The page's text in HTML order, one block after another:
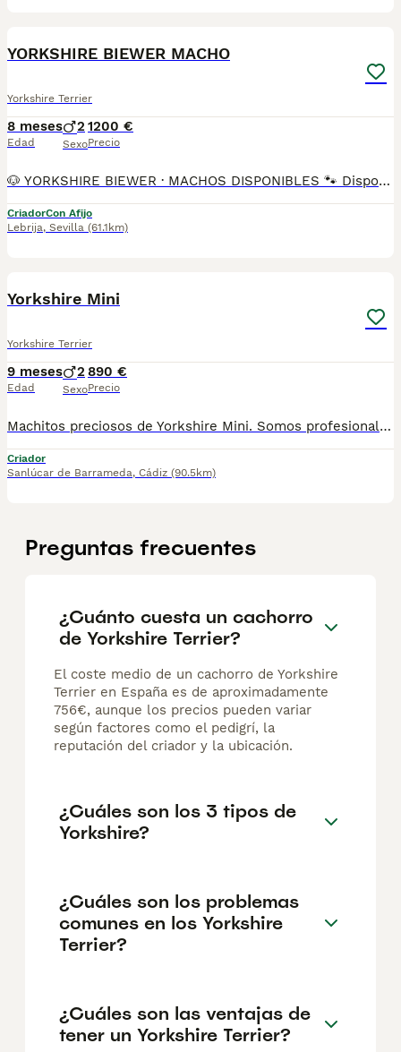
YORKSHIRE BIEWER MACHO
Yorkshire Terrier
8 meses
Edad
2
Sexo
1200 €
Precio
🐶 YORKSHIRE BIEWER · MACHOS DISPONIBLES 🐾 Disponibles preciosos machos Yorkshire Biewer 🐾 El Yorkshire Biewer es una raza pequeña y muy apreciada por su carácter alegre, cariñoso y sociable. Son perros muy apegados a su familia, inteligentes y fáciles de educar. Ideales como perros de compañía, se adaptan perfectamente a la vida en piso y destacan por su belleza y dulzura. Somos Mascotas del Sur, criadores responsables ubicados en Sevilla. 📸 Instagram: @mimascotasdelsur057 Para ver más fotos y vídeos reales de nuestros cachorros. 🚚 Realizamos envíos a toda España y Gibraltar • El precio del envío no está incluido en el precio del cachorro • Posibilidad de envío o recogida directa en nuestras instalaciones 📹 Disponemos de videollamada para conocer a los cachorros antes de la reserva. 💳 Posibilidad de reserva y pago contrareembolso 💰 El precio indicado en el anuncio es real. Nuestros cachorros se entregan criados en ambiente familiar, con cariño y socialización desde pequeños, revisados por veterinario y con: • Chip • Pasaporte y cartilla sanitaria • Vacunados y desparasitados • Contrato con garantías víricas y congénitas 📞 Teléfono: 611 72 32 26 🐶 Criados con dedicación y atención diaria. ⚠️ Solo atendemos a personas realmente interesadas en ofrecer un buen hogar. #yorkshirebiewer #biewer #biewerterrier #yorkshire #machos #cachorros #mascotasdelsur #criadoresresponsables #perrospequeños #perrosdefamilia #sevilla #andalucia #enviosatodaespaña #gibraltar #perroscongarantia #cachorrosenventa #amorcanino #perrosdecompañia
CriadorCon Afijo
Lebrija, Sevilla (61.1km)
Yorkshire Mini
Yorkshire Terrier
9 meses
Edad
2
Sexo
890 €
Precio
Machitos preciosos de Yorkshire Mini. Somos profesionales con años de experiencia. Entregamos a nuestros cachorritos con revisión Veterinaria, Factura de compra garantía vírica formulario de reconocimiento de raza pura junto con su cartilla de vacunación y desparasitacion al día de la entrega. Hacemos envíos a toda la península y Baleares. Disponemos de servicio propio de transporte. Posibilidad de pago contrareembolso. Para más información no dude en contactar con nosotros. TLF: 649297709. Solo atiendo wasap o tlf. Gracias
Criador
Sanlúcar de Barrameda, Cádiz (90.5km)
Preguntas frecuentes
¿Cuánto cuesta un cachorro
de Yorkshire Terrier?
El coste medio de un cachorro de Yorkshire
Terrier en España es de aproximadamente
756€, aunque los precios pueden variar
según factores como el pedigrí, la
reputación del criador y la ubicación.
¿Cuáles son los 3 tipos de
Yorkshire?
¿Cuáles son los problemas
comunes en los Yorkshire
Terrier?
¿Cuáles son las ventajas de
tener un Yorkshire Terrier?